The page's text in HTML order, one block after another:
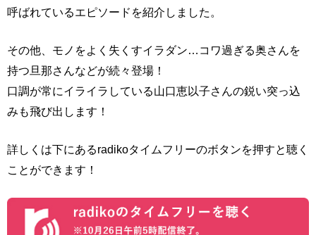
呼ばれているエピソードを紹介しました。
その他、モノをよく失くすイラダン…コワ過ぎる奥さんを
持つ旦那さんなどが続々登場！
口調が常にイライラしている山口恵以子さんの鋭い突っ込
みも飛び出します！
詳しくは下にあるradikoタイムフリーのボタンを押すと聴く
ことができます！